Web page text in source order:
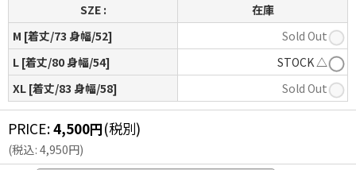
SZE :
在庫
M [着丈/73 身幅/52]
Sold Out
L [着丈/80 身幅/54]
STOCK △
XL [着丈/83 身幅/58]
Sold Out
PRICE:4,500円(税別)
(税込: 4,950円)